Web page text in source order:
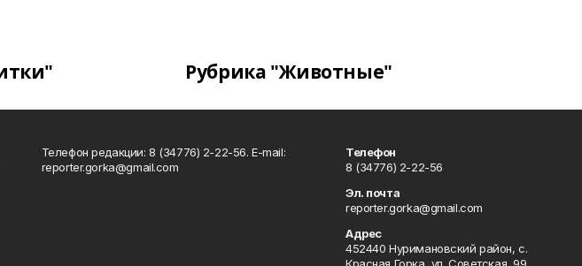
Рубрика "Животные"
Телефон редакции: 8 (34776) 2-22-56. E-mail:
reporter.gorka@gmail.com
Телефон
8 (34776) 2-22-56
Эл. почта
reporter.gorka@gmail.com
Адрес
452440 Нуримановский район, с.